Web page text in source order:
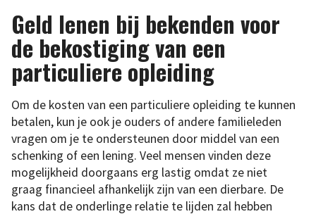
Geld lenen bij bekenden voor
de bekostiging van een
particuliere opleiding
Om de kosten van een particuliere opleiding te kunnen
betalen, kun je ook je ouders of andere familieleden
vragen om je te ondersteunen door middel van een
schenking of een lening. Veel mensen vinden deze
mogelijkheid doorgaans erg lastig omdat ze niet
graag financieel afhankelijk zijn van een dierbare. De
kans dat de onderlinge relatie te lijden zal hebben